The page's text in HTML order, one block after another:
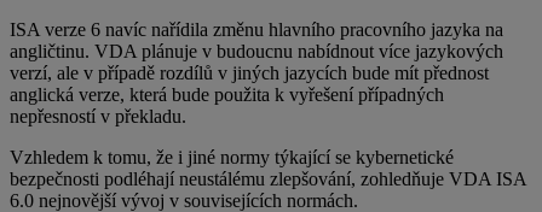
ISA verze 6 navíc nařídila změnu hlavního pracovního jazyka na
angličtinu. VDA plánuje v budoucnu nabídnout více jazykových
verzí, ale v případě rozdílů v jiných jazycích bude mít přednost
anglická verze, která bude použita k vyřešení případných
nepřesností v překladu.
Vzhledem k tomu, že i jiné normy týkající se kybernetické
bezpečnosti podléhají neustálému zlepšování, zohledňuje VDA ISA
6.0 nejnovější vývoj v souvisejících normách.